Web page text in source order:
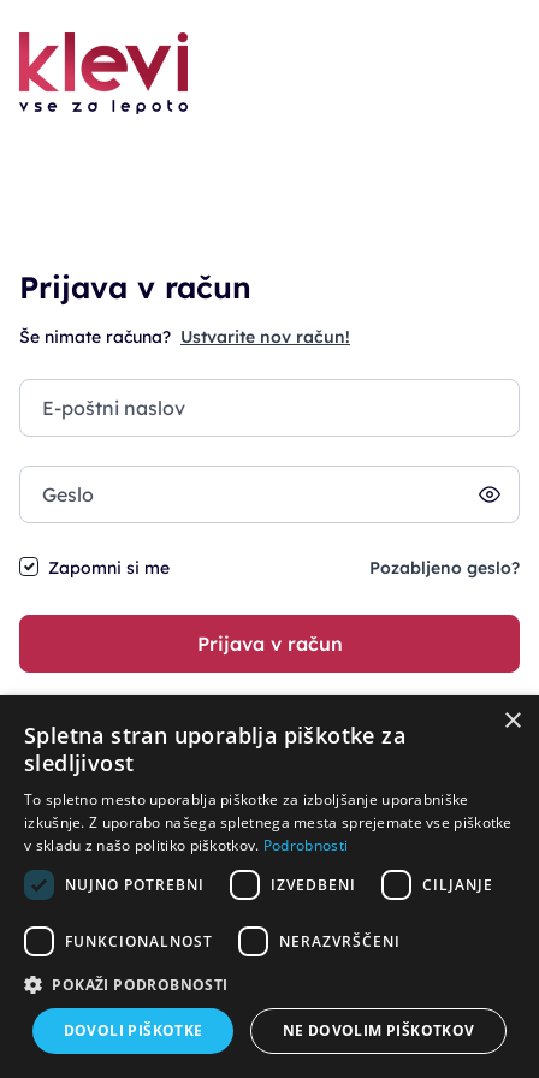
Prijava v račun
Še nimate računa? Ustvarite nov račun!
Zapomni si me Pozabljeno geslo?
Prijava v račun
Potrebujete pomoč?
×
Spletna stran uporablja piškotke za
sledljivost
To spletno mesto uporablja piškotke za izboljšanje uporabniške
izkušnje. Z uporabo našega spletnega mesta sprejemate vse piškotke
v skladu z našo politiko piškotkov. Podrobnosti
NUJNO POTREBNI
IZVEDBENI CILJANJE
FUNKCIONALNOST NERAZVRŠČENI
POKAŽI PODROBNOSTI
DOVOLI PIŠKOTKE NE DOVOLIM PIŠKOTKOV